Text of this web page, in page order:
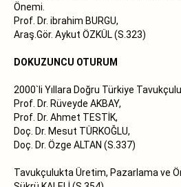
Önemi.
Prof. Dr. ibrahim BURGU,
Araş.Gör. Aykut ÖZKÜL (S.323)
DOKUZUNCU OTURUM
2000`li Yıllara Doğru Türkiye
Prof. Dr. Rüveyde AKBAY,
Prof. Dr. Ahmet TESTİK,
Doç. Dr. Mesut TÜRKOĞLU,
Doç. Dr. Özge ALTAN (S.337)
Tavukçulukta Üretim, Pazarlama ve